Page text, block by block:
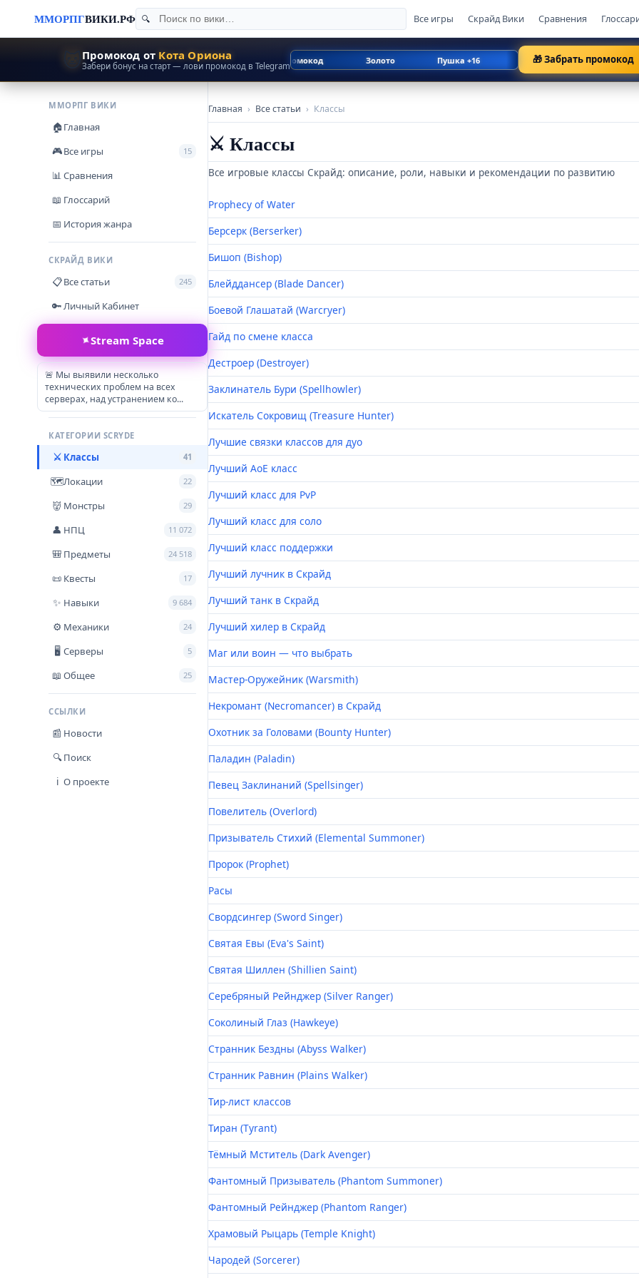
ММОРПГВИКИ.РФ Все игры Скрайд Вики Сравнения
Промокод от Кота Ориона
Забери бонус на старт — лови промокод в Telegram
+50% EXP Промокод Золото Пушка +16 Слава 1000 CoL
🎁 Забрать промокод
ММОРПГ ВИКИ
🏠Главная
🎮Все игры 15
📊Сравнения
📖 Глоссарий
📅 История жанра
СКРАЙД ВИКИ
📋Все статьи 245
🔑 Личный Кабинет
✦Stream Space
🚨​ Мы выявили несколько
технических проблем на всех
серверах, над устранением ко...
КАТЕГОРИИ SCRYDE
⚔ Классы 41
🗺Локации 22
👹 Монстры 29
👤 НПЦ 11 072
🎒 Предметы 24 518
📜 Квесты 17
✨ Навыки 9 684
⚙ Механики 24
🖥 Серверы 5
📖 Общее 25
ССЫЛКИ
📰 Новости
🔍Поиск
ℹ О проекте
Главная › Все статьи › Классы
⚔ Классы
Все игровые классы Скрайд: описание, роли, навыки и рекомендации по развитию
Prophecy of Water
Берсерк (Berserker)
Бишоп (Bishop)
Блейддансер (Blade Dancer)
Боевой Глашатай (Warcryer)
Гайд по смене класса
Дестроер (Destroyer)
Заклинатель Бури (Spellhowler)
Искатель Сокровищ (Treasure Hunter)
Лучшие связки классов для дуо
Лучший АоЕ класс
Лучший класс для PvP
Лучший класс для соло
Лучший класс поддержки
Лучший лучник в Скрайд
Лучший танк в Скрайд
Лучший хилер в Скрайд
Маг или воин — что выбрать
Мастер-Оружейник (Warsmith)
Некромант (Necromancer) в Скрайд
Охотник за Головами (Bounty Hunter)
Паладин (Paladin)
Певец Заклинаний (Spellsinger)
Повелитель (Overlord)
Призыватель Стихий (Elemental Summoner)
Пророк (Prophet)
Расы
Свордсингер (Sword Singer)
Святая Евы (Eva's Saint)
Святая Шиллен (Shillien Saint)
Серебряный Рейнджер (Silver Ranger)
Соколиный Глаз (Hawkeye)
Странник Бездны (Abyss Walker)
Странник Равнин (Plains Walker)
Тир-лист классов
Тиран (Tyrant)
Тёмный Мститель (Dark Avenger)
Фантомный Призыватель (Phantom Summoner)
Фантомный Рейнджер (Phantom Ranger)
Храмовый Рыцарь (Temple Knight)
Чародей (Sorcerer)